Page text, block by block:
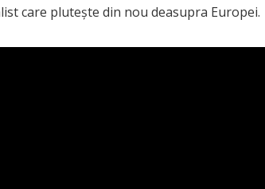
care plutește din nou deasupra Europei.